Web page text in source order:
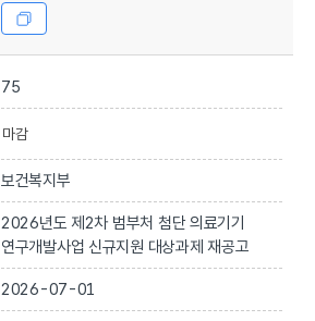
75
마감
보건복지부
2026년도 제2차 범부처 첨단 의료기기
연구개발사업 신규지원 대상과제 재공고
2026-07-01